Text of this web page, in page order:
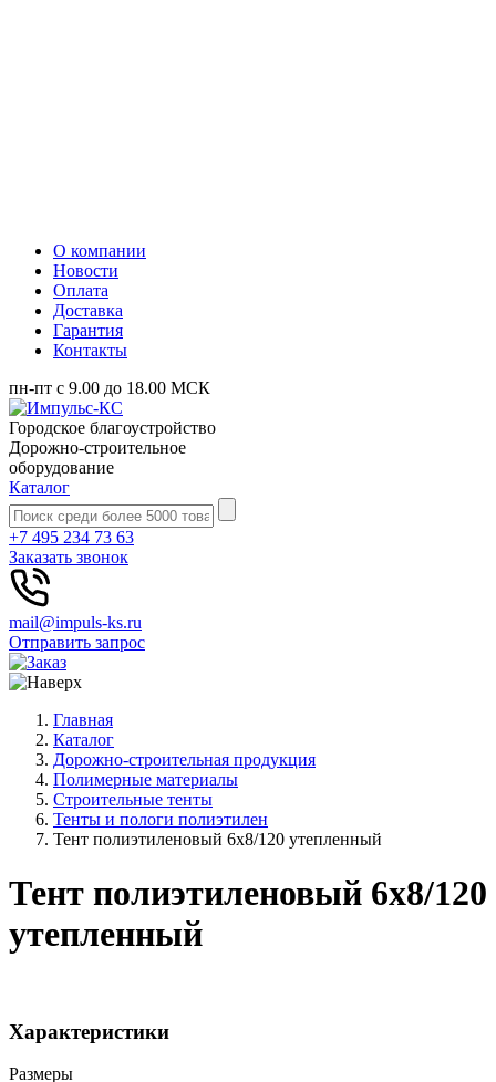
О компании
Новости
Оплата
Доставка
Гарантия
Контакты
пн-пт с 9.00 до 18.00 МСК
Городское благоустройство
Дорожно-строительное
оборудование
Каталог
+7 495 234 73 63
Заказать звонок
mail@impuls-ks.ru
Отправить запрос
Главная
Каталог
Дорожно-строительная продукция
Полимерные материалы
Строительные тенты
Тенты и пологи полиэтилен
Тент полиэтиленовый 6х8/120 утепленный
Тент полиэтиленовый 6х8/120
утепленный
Характеристики
Размеры